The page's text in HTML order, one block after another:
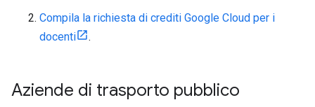
Compila la richiesta di crediti Google Cloud per i
docenti
.
Aziende di trasporto pubblico